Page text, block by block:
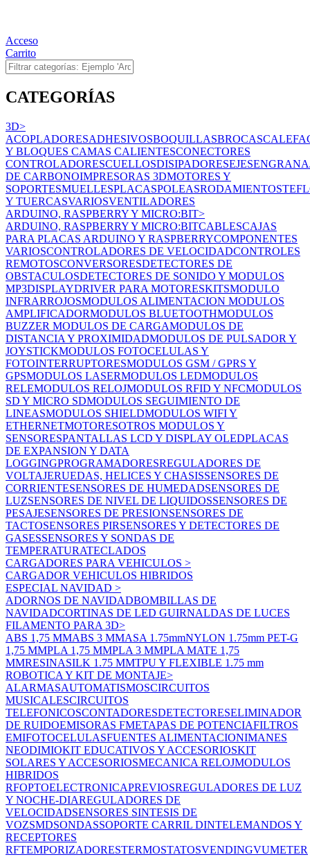
Acceso
Carrito
CATEGORÍAS
3D>
ACOPLADORESADHESIVOSBOQUILLASBROCAS
Y BLOQUES CAMAS CALIENTESCONECTORES
CONTROLADORESCUELLOSDISIPADORESEJES
DE CARBONOIMPRESORAS 3DMOTORES Y
SOPORTESMUELLESPLACASPOLEASRODAMIENTOS
Y TUERCASVARIOSVENTILADORES
ARDUINO, RASPBERRY Y MICRO:BIT>
ARDUINO, RASPBERRY Y MICRO:BITCABLESCAJAS
PARA PLACAS ARDUINO Y RASPBERRYCOMPONENTES
VARIOSCONTROLADORES DE VELOCIDADCONTROLES
REMOTOSCONVERSORESDETECTORES DE
OBSTACULOSDETECTORES DE SONIDO Y MODULOS
MP3DISPLAYDRIVER PARA MOTORESKITSMODULO
INFRARROJOSMODULOS ALIMENTACION MODULOS
AMPLIFICADORMODULOS BLUETOOTHMODULOS
BUZZER MODULOS DE CARGAMODULOS DE
DISTANCIA Y PROXIMIDADMODULOS DE PULSADOR Y
JOYSTICKMODULOS FOTOCELULAS Y
FOTOINTERRUPTORESMODULOS GSM / GPRS Y
GPSMODULOS LASERMODULOS LEDMODULOS
RELEMODULOS RELOJMODULOS RFID Y NFCMODULOS
SD Y MICRO SDMODULOS SEGUIMIENTO DE
LINEASMODULOS SHIELDMODULOS WIFI Y
ETHERNETMOTORESOTROS MODULOS Y
SENSORESPANTALLAS LCD Y DISPLAY OLEDPLACAS
DE EXPANSION Y DATA
LOGGINGPROGRAMADORESREGULADORES DE
VOLTAJERUEDAS, HELICES Y CHASISSENSORES DE
CORRIENTESENSORES DE HUMEDADSENSORES DE
LUZSENSORES DE NIVEL DE LIQUIDOSSENSORES DE
PESAJESENSORES DE PRESIONSENSORES DE
TACTOSENSORES PIRSENSORES Y DETECTORES DE
GASESSENSORES Y SONDAS DE
TEMPERATURATECLADOS
CARGADORES PARA VEHICULOS >
CARGADOR VEHICULOS HIBRIDOS
ESPECIAL NAVIDAD >
ADORNOS DE NAVIDADBOMBILLAS DE
NAVIDADCORTINAS DE LED GUIRNALDAS DE LUCES
FILAMENTO PARA 3D>
ABS 1,75 MMABS 3 MMASA 1.75mmNYLON 1.75mm PET-G
1,75 MMPLA 1,75 MMPLA 3 MMPLA MATE 1,75
MMRESINASILK 1.75 MMTPU Y FLEXIBLE 1.75 mm
ROBOTICA Y KIT DE MONTAJE>
ALARMASAUTOMATISMOSCIRCUITOS
MUSICALESCIRCUITOS
TELEFONICOSCONTADORESDETECTORESELIMINADOR
DE RUIDOEMISORAS FMETAPAS DE POTENCIAFILTROS
EMIFOTOCELULASFUENTES ALIMENTACIONIMANES
NEODIMIOKIT EDUCATIVOS Y ACCESORIOSKIT
SOLARES Y ACCESORIOSMECANICA RELOJMODULOS
HIBRIDOS
RFOPTOELECTRONICAPREVIOSREGULADORES DE LUZ
Y NOCHE-DIAREGULADORES DE
VELOCIDADSENSORES SINTESIS DE
VOZSMDSONDASSOPORTE CARRIL DINTELEMANDOS Y
RECEPTORES
RFTEMPORIZADORESTERMOSTATOSVENDINGVUMETER